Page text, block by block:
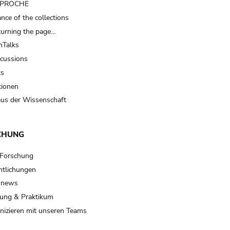
of the collections
the page…
der Wissenschaft
& Praktikum
mit unseren Teams